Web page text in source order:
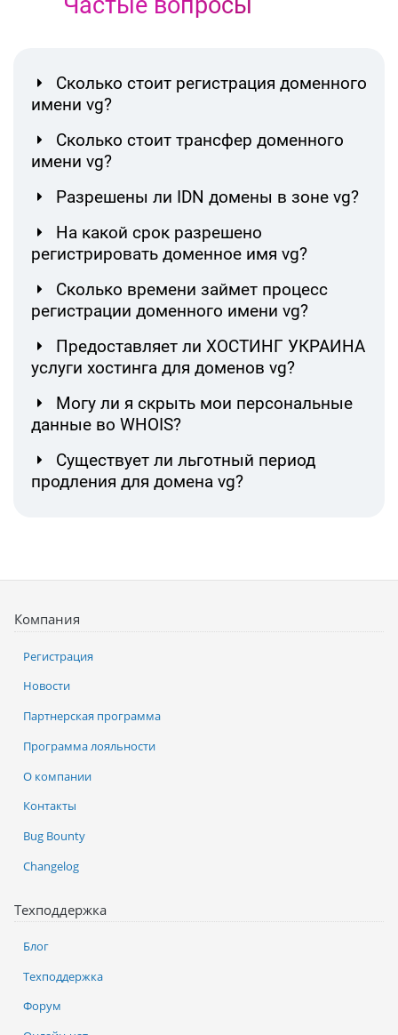
Сколько стоит регистрация доменного
имени vg?
Сколько стоит трансфер доменного
имени vg?
Разрешены ли IDN домены в зоне vg?
На какой срок разрешено
регистрировать доменное имя vg?
Сколько времени займет процесс
регистрации доменного имени vg?
Предоставляет ли ХОСТИНГ УКРАИНА
услуги хостинга для доменов vg?
Могу ли я скрыть мои персональные
данные во WHOIS?
Существует ли льготный период
продления для домена vg?
Компания
Регистрация
Новости
Партнерская программа
Программа лояльности
О компании
Контакты
Bug Bounty
Changelog
Техподдержка
Блог
Техподдержка
Форум